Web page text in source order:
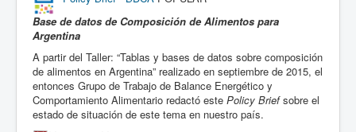
Base de datos de Composición de Alimentos para
Argentina
A partir del Taller: “Tablas y bases de datos sobre composición
de alimentos en Argentina” realizado en septiembre de 2015, el
entonces Grupo de Trabajo de Balance Energético y
Comportamiento Alimentario redactó este Policy Briefsobre el
estado de situación de este tema en nuestro país.